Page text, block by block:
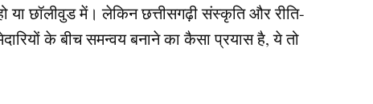
या छॉलीवुड में। लेकिन छत्तीसगढ़ी संस्कृति और रीति-
के बीच समन्वय बनाने का कैसा प्रयास है, ये तो